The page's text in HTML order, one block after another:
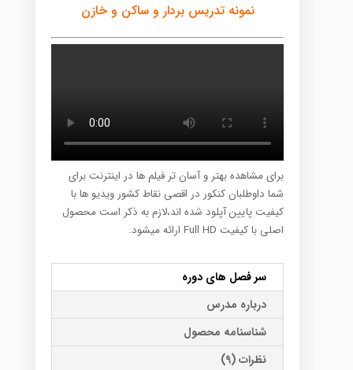
نمونه تدریس بردار و ساکن و خازن
برای مشاهده بهتر و آسان تر فیلم ها در اینترنت برای
شما داوطلبان کنکور در اقصی نقاط کشور ویدیو ها با
کیفیت پایین آپلود شده اند،لازم به ذکر است محصول
اصلی با کیفیت Full HD ارائه میشود.
سر فصل های دوره
درباره مدرس
شناسنامه محصول
نظرات (9)